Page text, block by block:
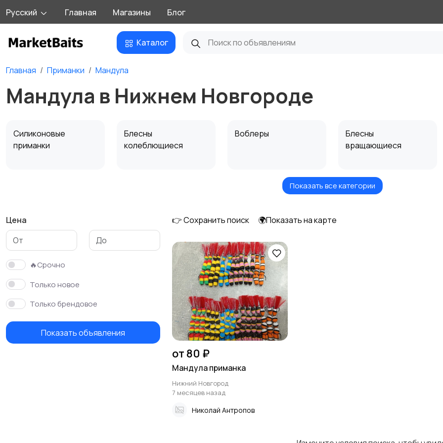
Русский Главная Магазины Блог
Каталог
Главная Приманки Мандула
Мандула в Нижнем Новгороде
Силиконовые
приманки
Блесны
колеблющиеся
Воблеры
Блесны
вращающиеся
Вертикальные
Стики
Нахлыстовые мушки
Аксессуары для
приманок
Показать все категории
Цена
🔥Срочно
Только новое
Только брендовое
Показать объявления
👉 Сохранить поиск 🌍Показать на карте
от 80 ₽
Мандула приманка
Нижний Новгород
7 месяцев назад
Николай Антропов